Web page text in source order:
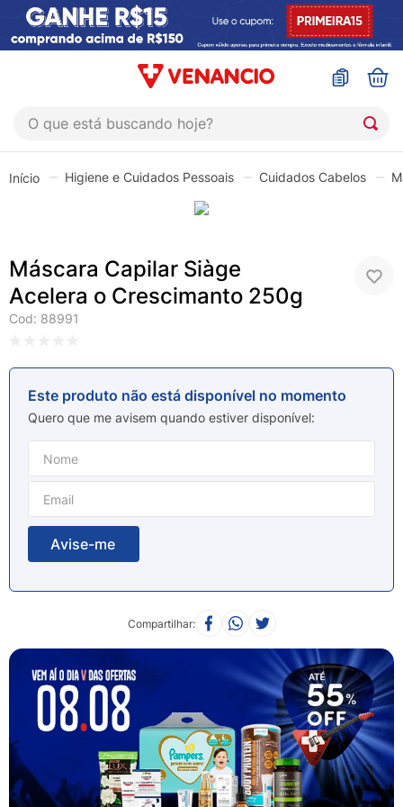
O que está buscando hoje?
Higiene e Cuidados Pessoais Cuidados Cabelos
Máscara Capilar Siàge
Acelera o Crescimanto 250g
Cod: 88991
Este produto não está disponível no momento
Quero que me avisem quando estiver disponível
Compartilhar
º
coristina
4º
admuc
esmalte
9º
lenço umedecido